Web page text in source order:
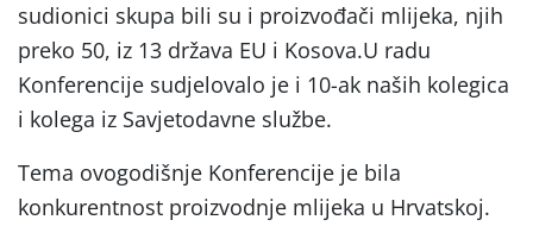
sudionici skupa bili su i proizvođači mlijeka, njih
preko 50, iz 13 država EU i Kosova.U radu
Konferencije sudjelovalo je i 10-ak naših kolegica
i kolega iz Savjetodavne službe.
Tema ovogodišnje Konferencije je bila
konkurentnost proizvodnje mlijeka u Hrvatskoj.